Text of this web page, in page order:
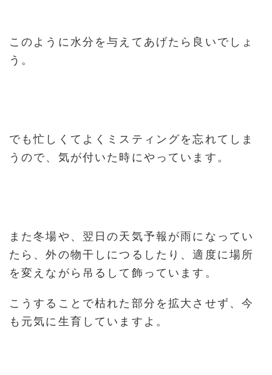
このように水分を与えてあげたら良いでしょ
う。
でも忙しくてよくミスティングを忘れてしま
うので、気が付いた時にやっています。
また冬場や、翌日の天気予報が雨になってい
たら、外の物干しにつるしたり、適度に場所
を変えながら吊るして飾っています。
こうすることで枯れた部分を拡大させず、今
も元気に生育していますよ。